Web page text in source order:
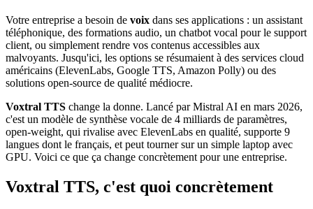
Votre entreprise a besoin de voix dans ses applications : un assistant
téléphonique, des formations audio, un chatbot vocal pour le support
client, ou simplement rendre vos contenus accessibles aux
malvoyants. Jusqu'ici, les options se résumaient à des services cloud
américains (ElevenLabs, Google TTS, Amazon Polly) ou des
solutions open-source de qualité médiocre.
Voxtral TTS change la donne. Lancé par Mistral AI en mars 2026,
c'est un modèle de synthèse vocale de 4 milliards de paramètres,
open-weight, qui rivalise avec ElevenLabs en qualité, supporte 9
langues dont le français, et peut tourner sur un simple laptop avec
GPU. Voici ce que ça change concrètement pour une entreprise.
Voxtral TTS, c'est quoi concrètement